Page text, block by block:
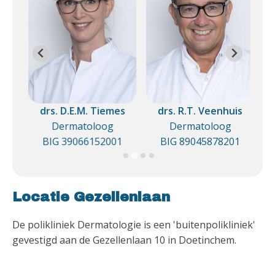
drs. D.E.M. Tiemes
Dermatoloog
BIG 39066152001
drs. R.T. Veenhuis
Dermatoloog
BIG 89045878201
Locatie Gezellenlaan
De polikliniek Dermatologie is een 'buitenpolikliniek'
gevestigd aan de Gezellenlaan 10 in Doetinchem.